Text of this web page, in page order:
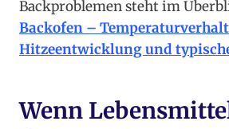
Backproblemen steht im
Backofen –
Hitzeentwicklung und
Wenn